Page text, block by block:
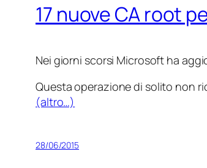
17 nuove CA root
Nei giorni scorsi Microsoft ha
Questa operazione di solito non
(altro…)
28/06/2015